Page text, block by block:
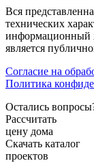
Вся
технических
информационный
является
Согласие на
Политика
Остались
Рассчитать
цену дома
Скачать каталог
проектов